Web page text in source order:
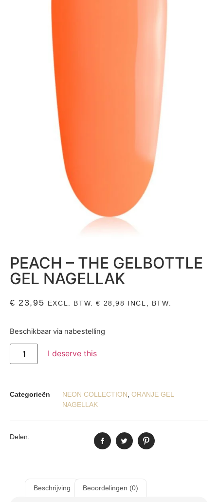
PEACH – THE GELBOTTLE
GEL NAGELLAK
€ 23,95 EXCL. BTW.€ 28,98 INCL, BTW.
Beschikbaar via nabestelling
I deserve this
Categorieën NEON COLLECTION, ORANJE GEL
NAGELLAK
Delen:
Beschrijving Beoordelingen (0)